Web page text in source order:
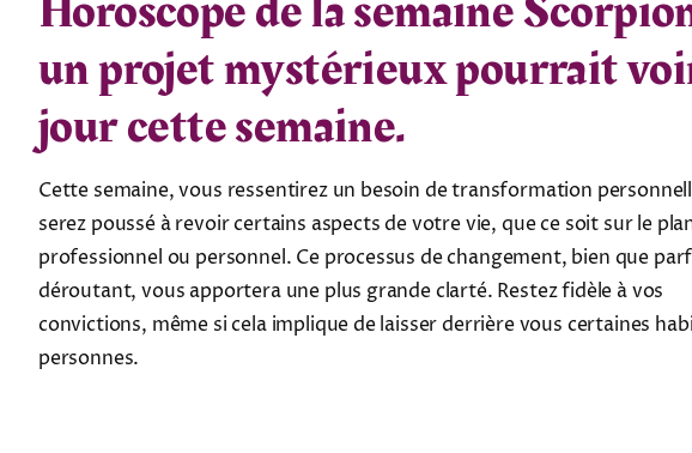
un projet mystérieux pourrait
jour cette semaine.
Cette semaine, vous ressentirez un besoin de transformation
serez poussé à revoir certains aspects de votre vie, que ce soit sur le
professionnel ou personnel. Ce processus de changement, bien que
déroutant, vous apportera une plus grande clarté. Restez fidèle à vos
convictions, même si cela implique de laisser derrière vous certaines
personnes.